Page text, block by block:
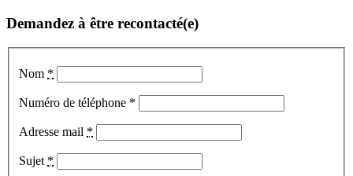
Demandez à être recontacté(e)
Nom *
Numéro de téléphone *
Adresse mail *
Sujet *